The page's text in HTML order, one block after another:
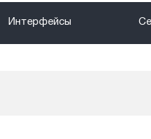
Интерфейсы